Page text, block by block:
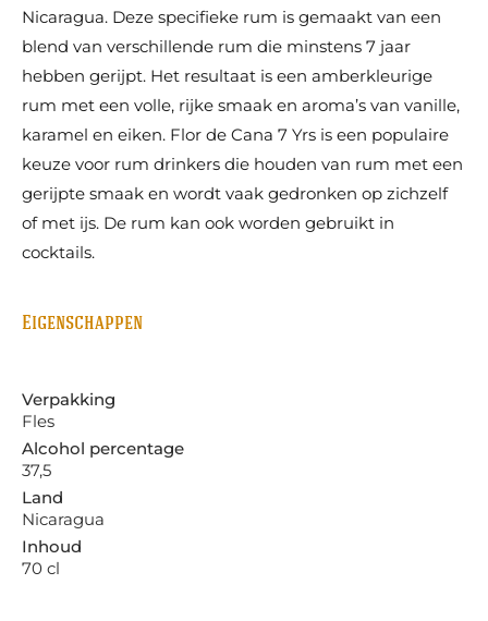
Nicaragua. Deze specifieke rum is gemaakt van een
blend van verschillende rum die minstens 7 jaar
hebben gerijpt. Het resultaat is een amberkleurige
rum met een volle, rijke smaak en aroma’s van vanille,
karamel en eiken. Flor de Cana 7 Yrs is een populaire
keuze voor rum drinkers die houden van rum met een
gerijpte smaak en wordt vaak gedronken op zichzelf
of met ijs. De rum kan ook worden gebruikt in
cocktails.
Eigenschappen
Verpakking
Fles
Alcohol percentage
37,5
Land
Nicaragua
Inhoud
70 cl